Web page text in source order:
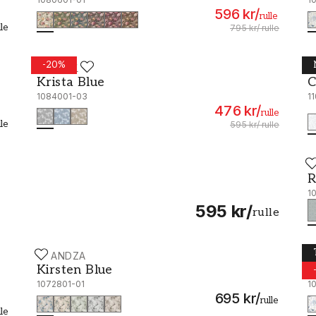
596 kr/rulle
795 kr/rulle
-20%
SCANDZA
Krista Blue
1084001-03
476 kr/rulle
595 kr/rulle
Krista Blue - 1084001-03
595 kr/rulle
SCANDZA
Kirsten Blue
1072801-01
695 kr/rulle
Kirsten Blue - 1072801-01
-